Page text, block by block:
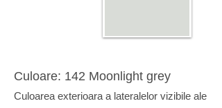
Culoare: 142 Moonlight grey
Culoarea exterioara a lateralelor vizibile ale